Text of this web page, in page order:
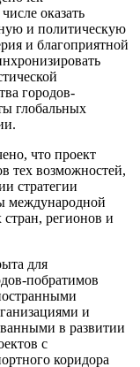
оказать
и политическую
и благоприятной
городов-
глобальных
что проект
тех возможностей,
стратегии
международной
регионов и
для
побратимов
и
в развитии
с
коридора